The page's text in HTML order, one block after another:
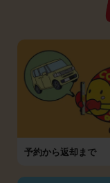
予約から返却まで